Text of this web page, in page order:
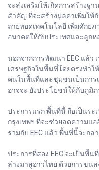
จะส่งเสริมให้เกิดการสร้างฐ
สำคัญ ที่จะสร้างมูลค่าเพิ่มให้กั
ถ่ายทอดเทคโนโลยี เพิ่มศักย
อนาคตให้กับประเทศและลูกห
นอกจากการพัฒนา EEC แล้ว
เศรษฐกิจในพื้นที่โดยตรงทำ
คนในพื้นที่และชุมชนเป็นการ
อาจจะ ยังประโยชน์ให้กับภูมิ
ประการแรก พื้นที่นี้ ถือเป็นระ
กรุงเทพฯ ที่จะช่วยลดความแอ
รวมกับ EEC แล้ว พื้นที่นี้จะก
ประการที่สอง EEC จะเป็นพื้
ล่างมาสู่อ่าวไทย ด้วยการขน